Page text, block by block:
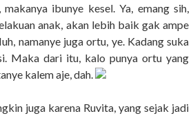
ibunye kesel. Ya, emang sih,
anak, akan lebih baik gak ampe
namanye juga ortu, ye. Kadang suka
Maka dari itu, kalo punya ortu yang
kalem aje, dah.
juga karena Ruvita, yang sejak jadi